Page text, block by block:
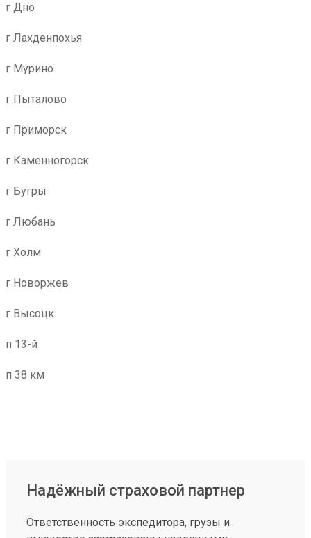
г Дно
г Лахденпохья
г Мурино
г Пыталово
г Приморск
г Каменногорск
г Бугры
г Любань
г Холм
г Новоржев
г Высоцк
п 13-й
п 38 км
Надёжный страховой партнер
Ответственность экспедитора, грузы и